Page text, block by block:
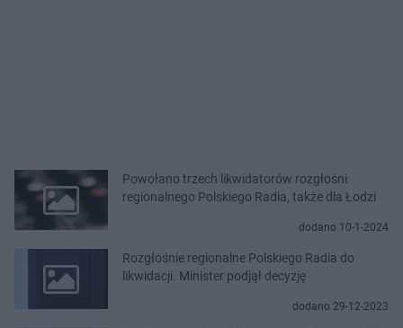
Powołano trzech likwidatorów rozgłośni
regionalnego Polskiego Radia, także dla Łodzi
dodano 10-1-2024
Rozgłośnie regionalne Polskiego Radia do
likwidacji. Minister podjął decyzję
dodano 29-12-2023